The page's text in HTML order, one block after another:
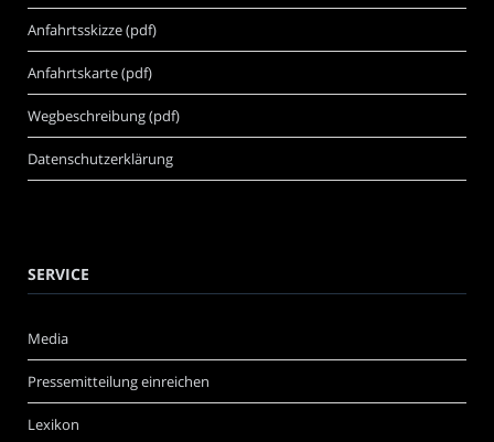
Anfahrtsskizze (pdf)
Anfahrtskarte (pdf)
Wegbeschreibung (pdf)
Datenschutzerklärung
SERVICE
Media
Pressemitteilung einreichen
Lexikon